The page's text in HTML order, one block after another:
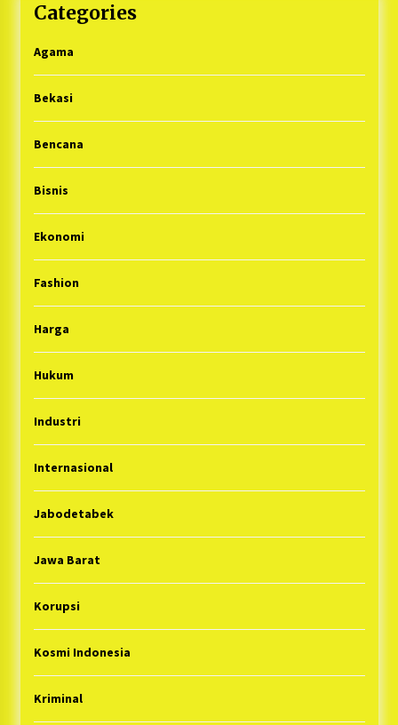
Categories
Agama
Bekasi
Bencana
Bisnis
Ekonomi
Fashion
Harga
Hukum
Industri
Internasional
Jabodetabek
Jawa Barat
Korupsi
Kosmi Indonesia
Kriminal